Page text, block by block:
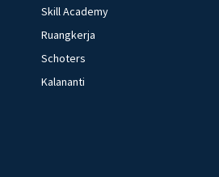
Skill Academy
Ruangkerja
Schoters
Kalananti